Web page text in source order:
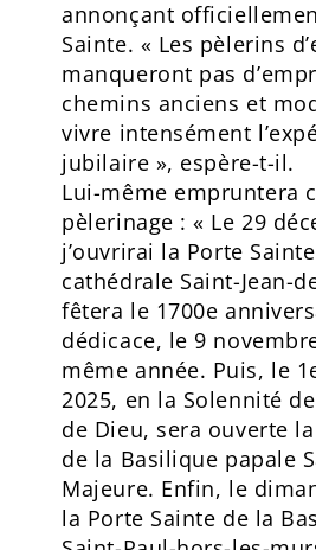
annonçant
Sainte. « Les pèlerins
manqueront pas
chemins anciens et
vivre intensément
jubilaire », espère-t-il.
Lui-même empruntera
pèlerinage : « Le 29
j’ouvrirai la Porte
cathédrale Saint-Jean-
fêtera le 1700e
dédicace, le 9
même année. Puis, le
2025, en la Solennité
de Dieu, sera ouverte
de la Basilique papale
Majeure. Enfin, le
la Porte Sainte de la